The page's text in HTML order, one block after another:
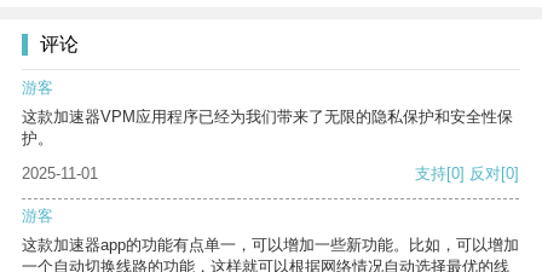
评论
游客
这款加速器VPM应用程序已经为我们带来了无限的隐私保护和安全性保
护。
2025-11-01
支持[0] 反对[0]
游客
这款加速器app的功能有点单一，可以增加一些新功能。比如，可以增加
一个自动切换线路的功能，这样就可以根据网络情况自动选择最优的线